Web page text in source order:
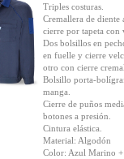
Triples costuras.
Cremallera de diente
cierre por tapeta con
Dos bolsillos en
en fuelle y cierre
otro con cierre
Bolsillo porta-
manga.
Cierre de puños
botones a presión.
Cintura elástica.
Material: Algodón
Color: Azul Marino +